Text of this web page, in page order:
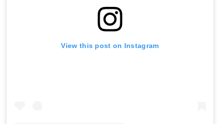
View this post on Instagram